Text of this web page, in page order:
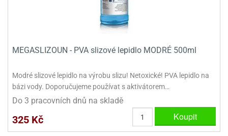
MEGASLIZOUN - PVA slizové lepidlo MODRÉ 500ml
Modré slizové lepidlo na výrobu slizu! Netoxické! PVA lepidlo na
bázi vody. Doporučujeme používat s aktivátorem…
Do 3 pracovních dnů na skladě
325 Kč Koupit